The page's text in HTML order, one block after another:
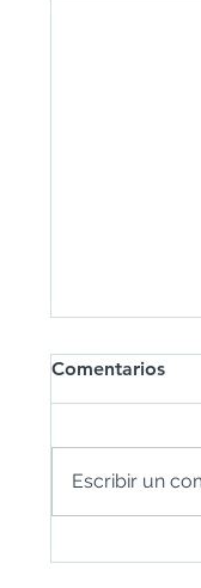
Comentarios
Escribir un